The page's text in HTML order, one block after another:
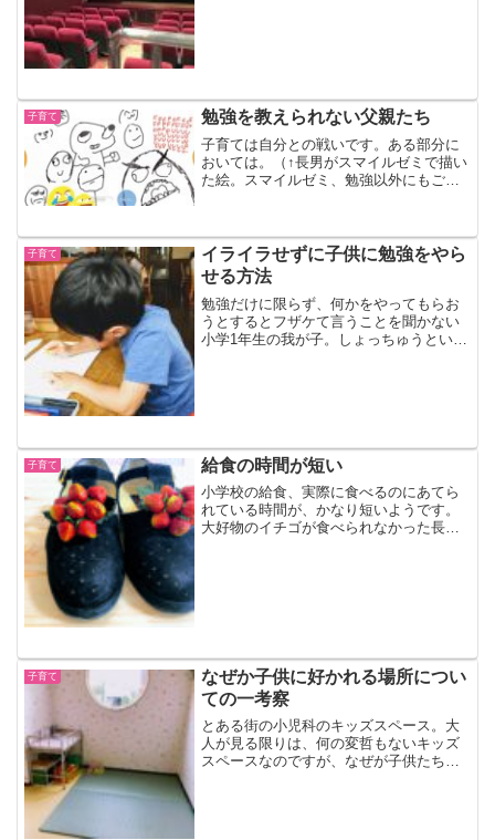
子育て 勉強を教えられない父親たち
子育ては自分との戦いです。ある部分に
おいては。（↑長男がスマイルゼミで描い
た絵。スマイルゼミ、勉強以外にもご褒
強をみる機会が増えていま...
子育て
イライラせずに子供に勉強をやら
せる方法
勉強だけに限らず、何かをやってもらお
うとするとフザケて言うことを聞かない
小学1年生の我が子。しょっちゅうという
子育て 給食の時間が短い
小学校の給食、実際に食べるのにあてら
れている時間が、かなり短いようです。
大好物のイチゴが食べられなかった長男
子育て
なぜか子供に好かれる場所につい
ての一考察
とある街の小児科のキッズスペース。大
人が見る限りは、何の変哲もないキッズ
スペースなのですが、なぜが子供たちは